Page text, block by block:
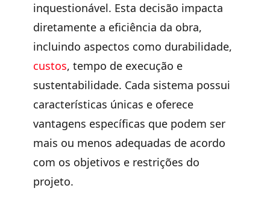
inquestionável. Esta decisão impacta
diretamente a eficiência da obra,
incluindo aspectos como durabilidade,
custos, tempo de execução e
sustentabilidade. Cada sistema possui
características únicas e oferece
vantagens específicas que podem ser
mais ou menos adequadas de acordo
com os objetivos e restrições do
projeto.